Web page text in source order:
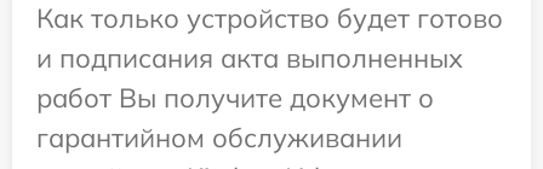
Как только устройство будет готово
и подписания акта выполненных
работ Вы получите документ о
гарантийном обслуживании